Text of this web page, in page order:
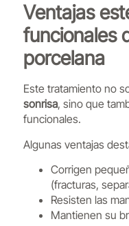
Ventajas
funcionales
porcelana
Este tratamiento no
sonrisa, sino que
funcionales.
Algunas ventajas
Corrigen
(fracturas,
Resisten las
Mantienen su